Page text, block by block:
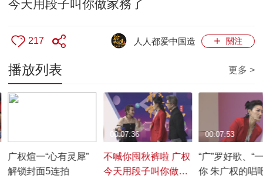
今天用段子叫你做家務了
217 關注
人人都爱中国造
播放列表 更多 >
广权煊一“心有灵犀”
解锁封面5连拍
不喊你囤秋裤啦 广权
今天用段子叫你做家
00:07:36
“广”罗好歌、“
你 朱广权的唱
00:07:53